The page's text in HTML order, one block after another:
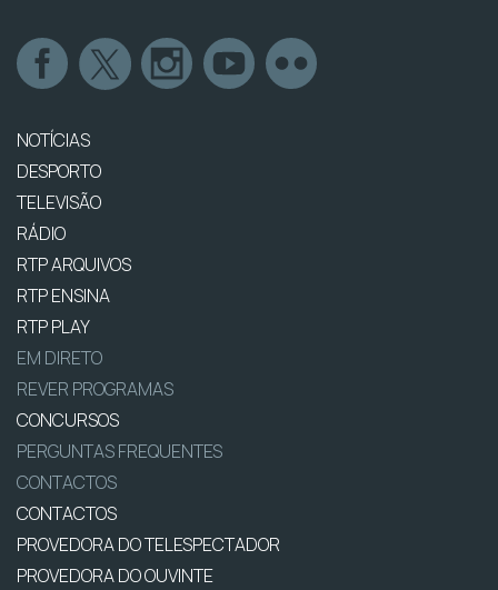
NOTÍCIAS
DESPORTO
TELEVISÃO
RÁDIO
RTP ARQUIVOS
RTP ENSINA
RTP PLAY
EM DIRETO
REVER PROGRAMAS
CONCURSOS
PERGUNTAS FREQUENTES
CONTACTOS
CONTACTOS
PROVEDORA DO TELESPECTADOR
PROVEDORA DO OUVINTE